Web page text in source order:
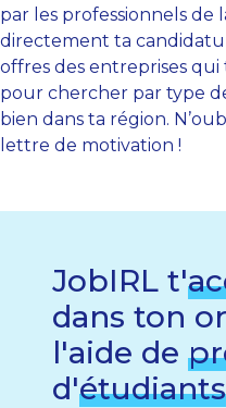
par les professionnels de
directement ta
offres des entreprises qui
pour chercher par type
bien dans ta région.
lettre de motivation !
JobIRL t'
dans ton
l'aide de
d'étudiants